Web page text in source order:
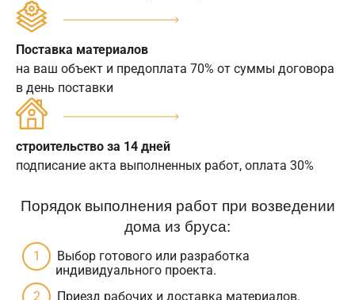
Поставка материалов
на ваш объект и предоплата 70% от суммы договора
в день поставки
строительство за 14 дней
подписание акта выполненных работ, оплата 30%
Порядок выполнения работ при возведении
дома из бруса:
Выбор готового или разработка
индивидуального проекта.
Приезд рабочих и доставка материалов.